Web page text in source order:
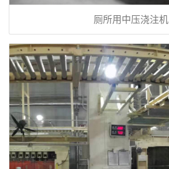
厕所用中压浇注机